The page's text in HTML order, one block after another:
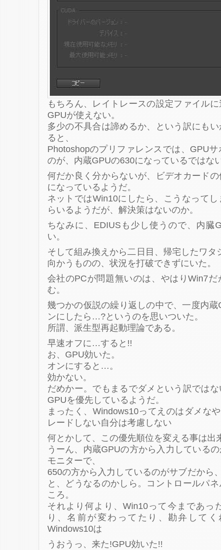
もちろん、レイトレースの設定ファイル
GPUが使えない。
多少の不具合は諦めるか、という訳にも
ると、
Photoshopのプリファレンスでは、GPU
のが、内蔵GPUの630になっているではな
何だか良く分からないが、ビデオカード
になっているようだ。
ネットではWin10にしたら、こうなって
らいるようだが、解決策はないのか。
ちなみに、EDIUSも少し使うので、内臓
い。
そして組み換えから二日目、帰宅したワ
向かうものの、状況を打破できずにいた。
会社のPCが問題無いのは、やはりWin7
む。
幾つかの仮説の繰り返しの中で、一度内
ンにしたら…?というのを思いついた。
所謂、派生型再起動理論である。
早速オフに…すると!!
お、GPU効いた。
オンにすると…。
効かない。
だめかー。でもまるでダメという訳では
GPUを優先しているようだ。
まったく、Windows10ってえのはダメな
レードしない自分は考慮しない
何とかして、この優先順位を変える事は出
うーん、内蔵GPUの方から入力している
モニターで、
650の方から入力しているのがサブだから
と、どうなるのかしら。コントロールパ
ころ。
それより何より、Win10って今まであっ
り、名前が変わってたり、勘弁して
Windows10は
うおうっ、来た!GPU効いた!!